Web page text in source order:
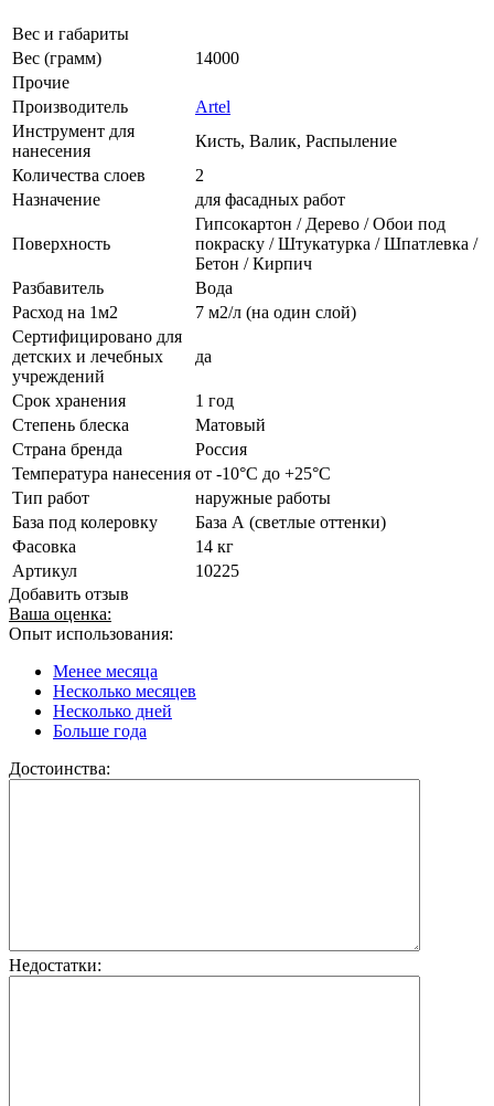
Вес и габариты
Вес (грамм)
14000
Прочие
Производитель
Artel
Инструмент для
нанесения
Кисть, Валик, Распыление
Количества слоев
2
Назначение
для фасадных работ
Поверхность
Гипсокартон / Дерево / Обои под
покраску / Штукатурка / Шпатлевка /
Бетон / Кирпич
Разбавитель
Вода
Расход на 1м2
7 м2/л (на один слой)
Сертифицировано для
детских и лечебных
учреждений
да
Срок хранения
1 год
Степень блеска
Матовый
Страна бренда
Россия
Температура нанесения от -10°С до +25°С
Тип работ
наружные работы
База под колеровку
База А (светлые оттенки)
Фасовка
14 кг
Артикул
10225
Добавить отзыв
Ваша оценка:
Опыт использования:
Менее месяца
Несколько месяцев
Несколько дней
Больше года
Достоинства:
Недостатки: